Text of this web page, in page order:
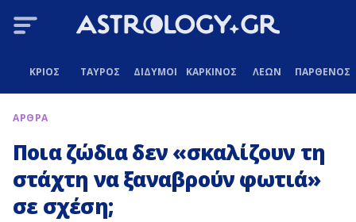
ΚΡΙΟΣ ΤΑΥΡΟΣ ΔΙΔΥΜΟΙ ΚΑΡΚΙΝΟΣ ΛΕΩΝ ΠΑΡΘΕΝΟΣ
ΑΡΘΡΑ
Ποια ζώδια δεν «σκαλίζουν τη
στάχτη να ξαναβρούν φωτιά»
σε σχέση;